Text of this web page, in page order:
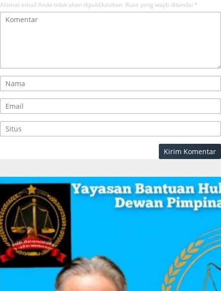
Alamat email Anda tidak akan dipublikasikan. Ruas yang wajib ditandai *